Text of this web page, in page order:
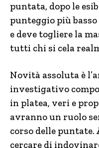
puntata, dopo le
punteggio più
e deve togliere la
tutti chi si cela
Novità assoluta è
investigativo
in platea, veri e
avranno un ruolo
corso delle
cercare di